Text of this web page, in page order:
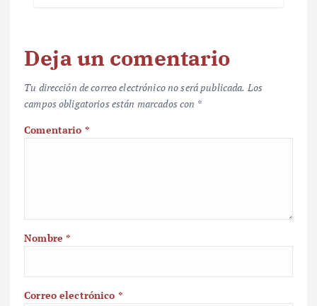
Deja un comentario
Tu dirección de correo electrónico no será publicada. Los
campos obligatorios están marcados con *
Comentario *
Nombre*
Correo electrónico *